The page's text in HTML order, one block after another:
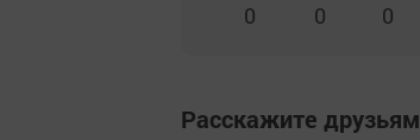
0 0 0
Расскажите друзьям